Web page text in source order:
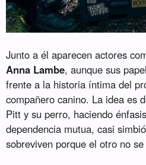
Junto a él aparecen actores
Anna Lambe, aunque sus
frente a la historia íntima del
compañero canino. La idea es
Pitt y su perro, haciendo
dependencia mutua, casi
sobreviven porque el otro no